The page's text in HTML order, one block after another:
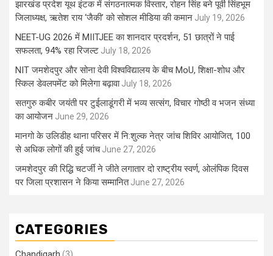
झारखंड प्रदेश यूथ इंटक में संगठनात्मक विस्तार, रोहन सिंह बने पूर्वी सिंहभूम
जिलाध्यक्ष, ऋतेश राय ‘जैकी’ को सोशल मीडिया की कमान July 19, 2026
NEET-UG 2026 में MIITJEE का शानदार प्रदर्शन, 51 छात्रों ने पाई
सफलता, 94% रहा रिजल्ट July 18, 2026
NIT जमशेदपुर और सोना देवी विश्वविद्यालय के बीच MoU, शिक्षा-शोध और
स्किल डेवलपमेंट को मिलेगा बढ़ावा July 18, 2026
सतगुरु कबीर जयंती पर टुईलाडूंगरी में भव्य सत्संग, विचार गोष्ठी व भजन संध्या
का आयोजन June 29, 2026
मानगो के उलिडीह थाना परिसर में नि:शुल्क नेत्र जांच शिविर आयोजित, 100
से अधिक लोगों की हुई जांच June 27, 2026
जमशेदपुर की रिद्धि चटर्जी ने जीते लगातार दो राष्ट्रीय स्वर्ण, ओलंपिक दिवस
पर जिला प्रशासन ने किया सम्मानित June 27, 2026
CATEGORIES
(3)